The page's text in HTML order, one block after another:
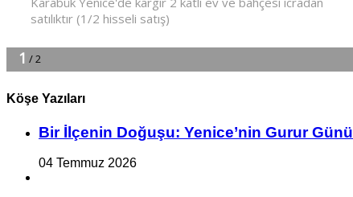
Köşe Yazıları
Bir İlçe­nin Do­ğu­şu: Ye­ni­ce’nin Gurur Günü
04 Temmuz 2026